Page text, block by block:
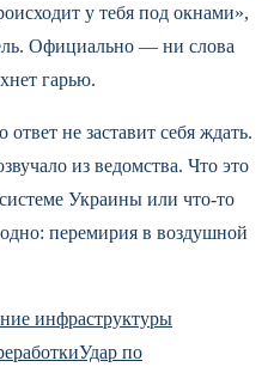
у тебя под окнами»,
Официально — ни слова
гарью.
не заставит себя ждать.
из ведомства. Что это
Украины или что-то
перемирия в воздушной
инфраструктуры
Удар по